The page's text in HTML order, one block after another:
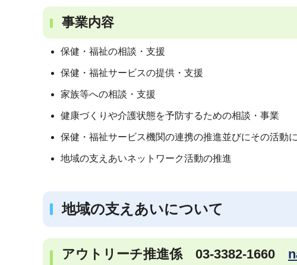
事業内容
保健・福祉の相談・支援
保健・福祉サービスの提供・支援
家族等への相談・支援
健康づくりや介護状態を予防するための相談・事業
保健・福祉サービス機関の連携の推進並びにその活動
地域の支えあいネットワーク活動の推進
地域の支えあいについて
アウトリーチ推進係 03-3382-1660